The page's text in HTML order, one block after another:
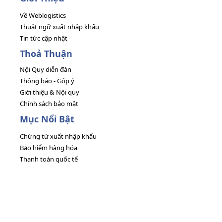
Về Weblogistics
Thuật ngữ xuất nhập khẩu
Tin tức cập nhật
Thoả Thuận
Nội Quy diễn đàn
Thông báo - Góp ý
Giới thiệu & Nội quy
Chính sách bảo mật
Mục Nổi Bật
Chứng từ xuất nhập khẩu
Bảo hiểm hàng hóa
Thanh toán quốc tế